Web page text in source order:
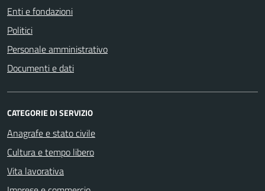
Enti e fondazioni
Politici
Personale amministrativo
Documenti e dati
CATEGORIE DI SERVIZIO
Anagrafe e stato civile
Cultura e tempo libero
Vita lavorativa